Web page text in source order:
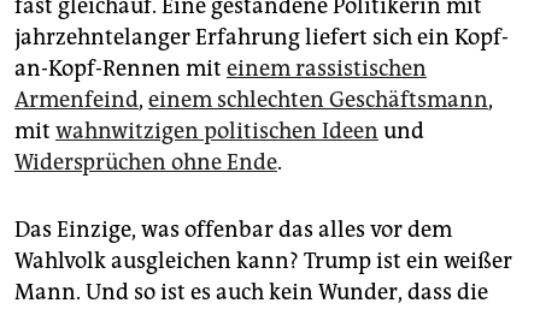
fast gleichauf. Eine gestandene Politikerin mit
jahrzehntelanger Erfahrung liefert sich ein Kopf-
an-Kopf-Rennen mit einem rassistischen
Armenfeind, einem schlechten Geschäftsmann,
mit wahnwitzigen politischen Ideen und
Widersprüchen ohne Ende.
Das Einzige, was offenbar das alles vor dem
Wahlvolk ausgleichen kann? Trump ist ein weißer
Mann. Und so ist es auch kein Wunder, dass die